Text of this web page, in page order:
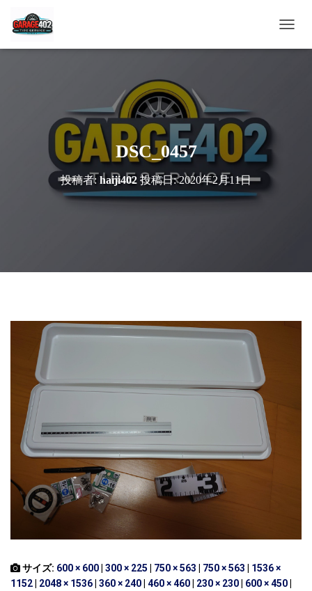
ビ
DSC_0457
投稿者: haiji402 投稿日:2020年2月11日
サイズ: 600 × 600| 300 × 225 | 750 × 563 | 750 × 563 | 1536 ×
1152| 2048 × 1536| 360 × 240| 460 × 460| 230 × 230| 600 × 450|